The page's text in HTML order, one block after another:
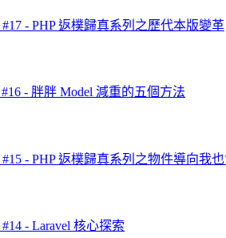
#17 - PHP 返樸歸真系列之歷代本版變革
- 胖胖 Model 減重的五個方法
#15 - PHP 返樸歸真系列之物件導向我
- Laravel 核心探索